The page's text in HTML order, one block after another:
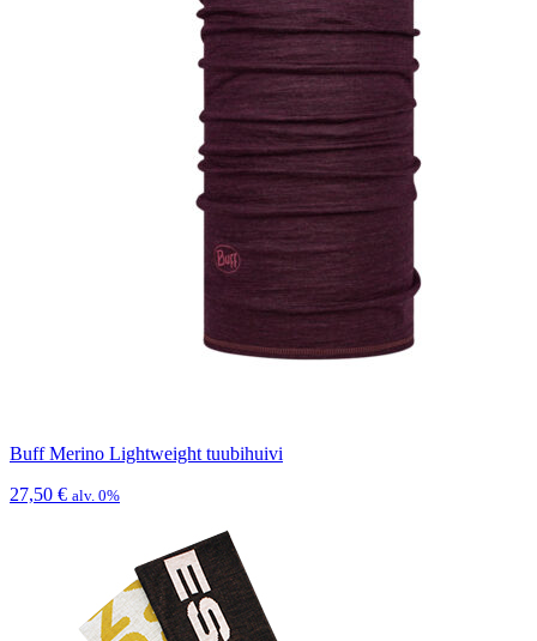
Buff Merino Lightweight tuubihuivi
27,50 € alv. 0%